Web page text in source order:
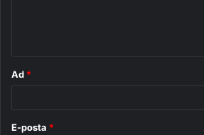
Ad *
E-posta *